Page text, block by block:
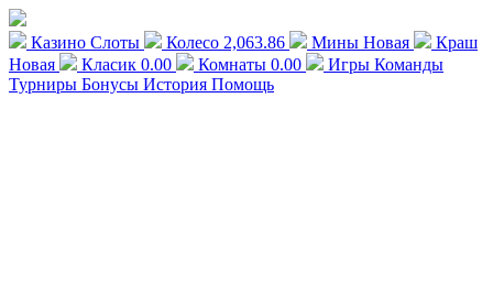
Казино Слоты Колесо 2,063.86 Мины Новая
Краш
Новая
Класик 0.00 Комнаты 0.00 Игры Команды
Турниры Бонусы История Помощь